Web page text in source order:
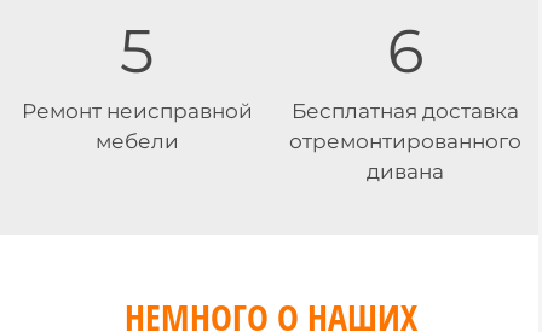
5
Ремонт неисправной
мебели
6
Бесплатная доставка
отремонтированного
дивана
НЕМНОГО О НАШИХ